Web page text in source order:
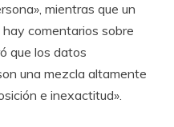
mientras que un
comentarios sobre
que los datos
una mezcla altamente
e inexactitud».